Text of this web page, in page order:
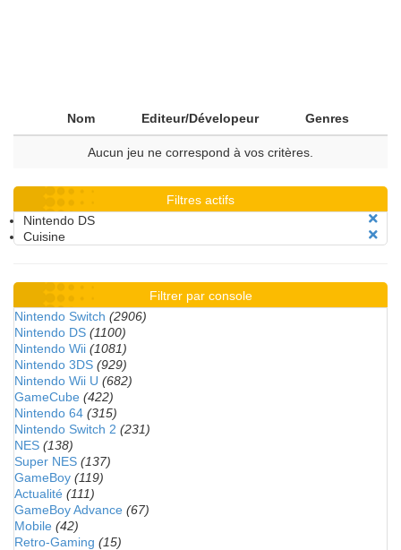
Nom Editeur/Dévelopeur Genres
Aucun jeu ne correspond à vos critères.
Filtres actifs
Nintendo DS
Cuisine
Filtrer par console
Nintendo Switch (2906)
Nintendo DS (1100)
Nintendo Wii (1081)
Nintendo 3DS (929)
Nintendo Wii U (682)
GameCube (422)
Nintendo 64 (315)
Nintendo Switch 2 (231)
NES (138)
Super NES (137)
GameBoy (119)
Actualité (111)
GameBoy Advance (67)
Mobile (42)
Retro-Gaming (15)